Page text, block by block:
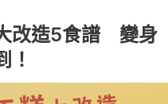
改造5食譜 變身
！